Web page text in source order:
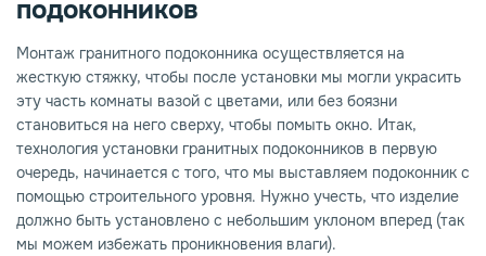
подоконников
Монтаж гранитного подоконника осуществляется на
жесткую стяжку, чтобы после установки мы могли украсить
эту часть комнаты вазой с цветами, или без боязни
становиться на него сверху, чтобы помыть окно. Итак,
технология установки гранитных подоконников в первую
очередь, начинается с того, что мы выставляем подоконник с
помощью строительного уровня. Нужно учесть, что изделие
должно быть установлено с небольшим уклоном вперед (так
мы можем избежать проникновения влаги).